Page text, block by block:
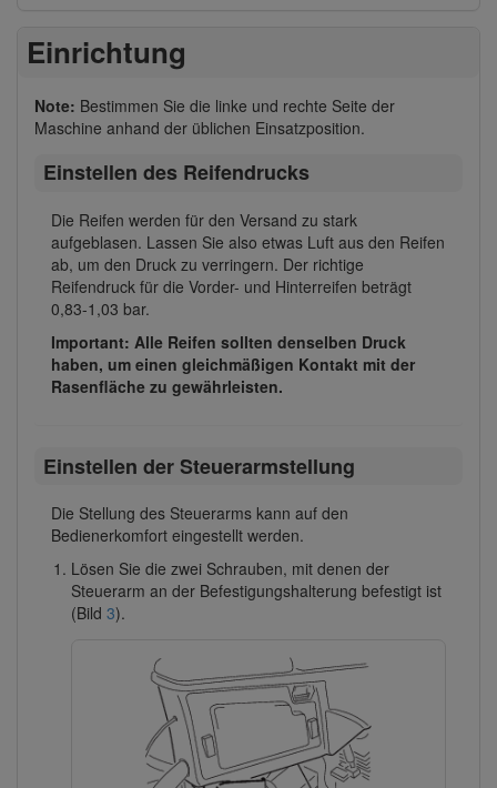
Einrichtung
Note: Bestimmen Sie die linke und rechte Seite der
Maschine anhand der üblichen Einsatzposition.
Einstellen des Reifendrucks
Die Reifen werden für den Versand zu stark
aufgeblasen. Lassen Sie also etwas Luft aus den Reifen
ab, um den Druck zu verringern. Der richtige
Reifendruck für die Vorder- und Hinterreifen beträgt
0,83-1,03 bar.
Important: Alle Reifen sollten denselben Druck
haben, um einen gleichmäßigen Kontakt mit der
Rasenfläche zu gewährleisten.
Einstellen der Steuerarmstellung
Die Stellung des Steuerarms kann auf den
Bedienerkomfort eingestellt werden.
Lösen Sie die zwei Schrauben, mit denen der
Steuerarm an der Befestigungshalterung befestigt ist
(Bild 3).